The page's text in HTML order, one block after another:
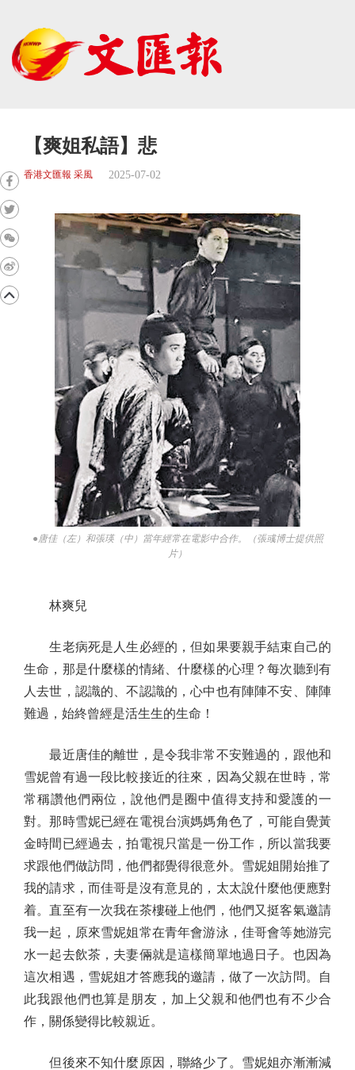
【爽姐私語】悲
香港文匯報 采風 2025-07-02
●唐佳（左）和張瑛（中）當年經常在電影中合作。（張彧博士提供照
片）
林爽兒
生老病死是人生必經的，但如果要親手結束自己的
生命，那是什麼樣的情緒、什麼樣的心理？每次聽到有
人去世，認識的、不認識的，心中也有陣陣不安、陣陣
難過，始終曾經是活生生的生命！
最近唐佳的離世，是令我非常不安難過的，跟他和
雪妮曾有過一段比較接近的往來，因為父親在世時，常
常稱讚他們兩位，說他們是圈中值得支持和愛護的一
對。那時雪妮已經在電視台演媽媽角色了，可能自覺黃
金時間已經過去，拍電視只當是一份工作，所以當我要
求跟他們做訪問，他們都覺得很意外。雪妮姐開始推了
我的請求，而佳哥是沒有意見的，太太說什麼他便應對
着。直至有一次我在茶樓碰上他們，他們又挺客氣邀請
我一起，原來雪妮姐常在青年會游泳，佳哥會等她游完
水一起去飲茶，夫妻倆就是這樣簡單地過日子。也因為
這次相遇，雪妮姐才答應我的邀請，做了一次訪問。自
此我跟他們也算是朋友，加上父親和他們也有不少合
作，關係變得比較親近。
但後來不知什麼原因，聯絡少了。雪妮姐亦漸漸減